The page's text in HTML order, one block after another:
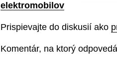
elektromobilov
Prispievajte do diskusií ako
Komentár, na ktorý